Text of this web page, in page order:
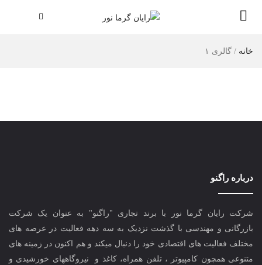
خانه / گالری ۱
درباره راگنو
شرکت رایان گرما نور با برند تجاری "راگنو" به عنوان یک شرکت
بازرگانی و مهندسی با گذشت نزدیک به سه دهه فعالیت در عرصه های
مختلف فعالیت های اقتصادی خود را دنبال میکند و هم اکنون در زمینه های
متنوعی همچون کامپیوتر ، تلفن همراه، کاغذ و نیروگاههای خورشیدی و